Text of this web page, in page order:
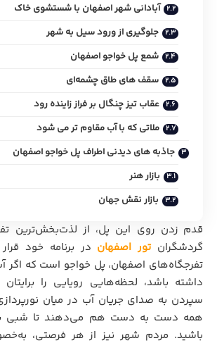
آبادانی شهر اصفهان با شستشوی خاک
جلوگیری از ورود سیل به شهر
شمع پل خواجو اصفهان
سقف های طاق چشمه‌ای
عقاب تیز چنگال بر فراز زاینده رود
ملاتی که با آب مقاوم تر می شود
جاذبه‌ های دیدنی اطراف پل خواجو اصفهان
بازار هنر
بازار نقش جهان
قدم زدن روی این پل،‌ از لذت‌بخش‌ترین
گردشگرانتور اصفهان در برنامه خود
تفرجگاه‌های اصفهان، پل خواجو است که اگر
داشته باشد، لحظه‌هایی رویایی را
سپردن به صدای جریان آب در میان
همه دست به دست هم می‌دهند تا شبی
باشید. مردم شهر نیز از هر فرصتی،